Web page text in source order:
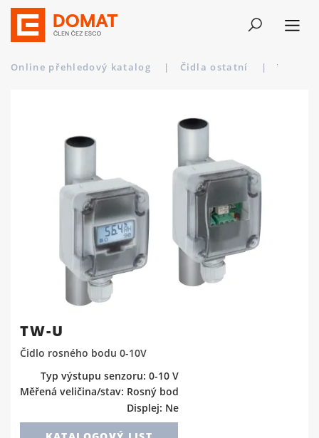
Online přehledový katalog | Čidla ostatní |
TW-U
Čidlo rosného bodu 0-10V
Typ výstupu senzoru: 0-10 V
Měřená veličina/stav: Rosný bod
Displej: Ne